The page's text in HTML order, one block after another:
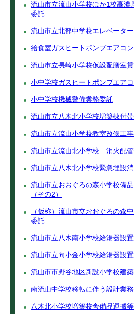
流山市立流山小学校ほか1校高濃
委託
流山市立北部中学校エレベータ
給食室ガスヒートポンプエアコ
流山市立長崎小学校仮設配膳室賃
小中学校ガスヒートポンプエア
小中学校機械警備業務委託
流山市立八木北小学校増築棟付帯
流山市立流山小学校教室改修工事
流山市立流山北小学校 消火配
流山市立八木北小学校緊急埋設
流山市立おおぐろの森小学校備品
（その2）
（仮称）流山市立おおぐろの森
委託
流山市立八木南小学校給湯器設
流山市立向小金小学校給湯器設
流山市市野谷地区新設小学校建
南流山中学校移転に伴う設計業
八木北小学校増築校舎備品運搬等